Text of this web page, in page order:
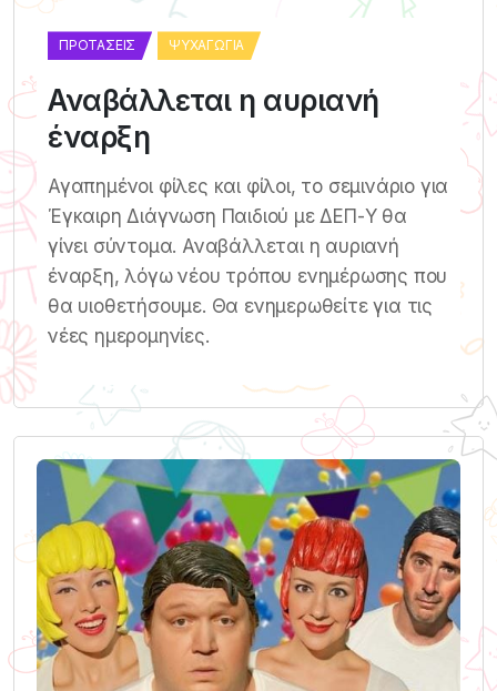
ΠΡΟΤΆΣΕΙΣ ΨΥΧΑΓΩΓΊΑ
Αναβάλλεται η αυριανή
έναρξη
Αγαπημένοι φίλες και φίλοι, το σεμινάριο για
Έγκαιρη Διάγνωση Παιδιού με ΔΕΠ-Υ θα
γίνει σύντομα. Αναβάλλεται η αυριανή
έναρξη, λόγω νέου τρόπου ενημέρωσης που
θα υιοθετήσουμε. Θα ενημερωθείτε για τις
νέες ημερομηνίες.